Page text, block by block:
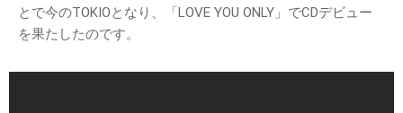
とで今のTOKIOとなり、「LOVE YOU ONLY」でCDデビュー
を果たしたのです。